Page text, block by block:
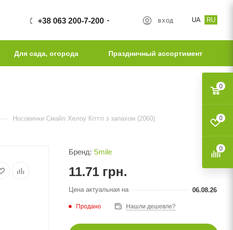
UA RU
ВХОД
+38 063 200-7-200
Для сада, огорода Праздничный ассортимент
— Носовички Смайл Хелоу Кіттті з запахом (2060)
Бренд: Smile
11.71 грн.
Цена актуальная на 06.08.26
Продано Нашли дешевле?
0
0
0